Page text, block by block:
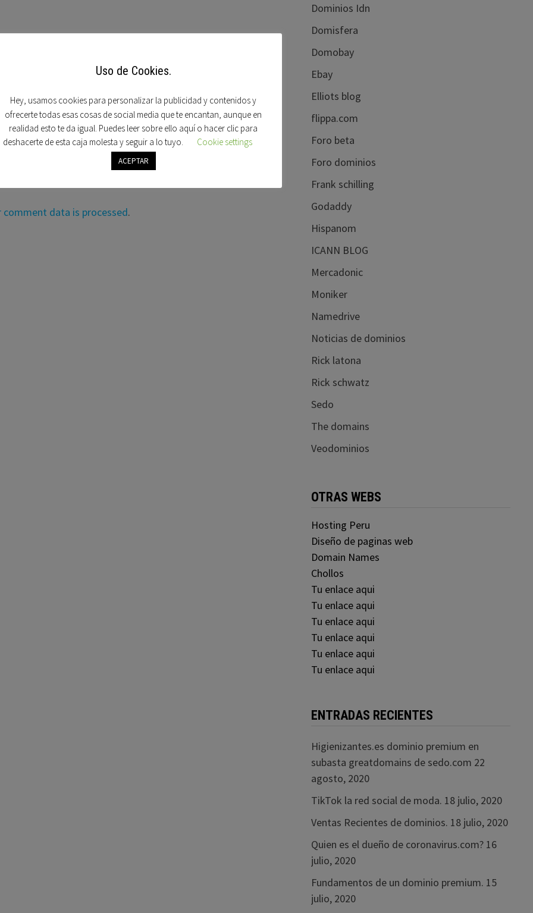
A ESTA ENTRADA.
comment data is processed.
Dominios Idn
Domisfera
Domobay
Ebay
Elliots blog
flippa.com
Foro beta
Foro dominios
Frank schilling
Godaddy
Hispanom
ICANN BLOG
Mercadonic
Moniker
Namedrive
Noticias de dominios
Rick latona
Rick schwatz
Sedo
The domains
Veodominios
OTRAS WEBS
Hosting Peru
Diseño de paginas web
Domain Names
Chollos
Tu enlace aqui
Tu enlace aqui
Tu enlace aqui
Tu enlace aqui
Tu enlace aqui
Tu enlace aqui
ENTRADAS RECIENTES
Higienizantes.es dominio premium en
subasta greatdomains de sedo.com 22
agosto, 2020
TikTok la red social de moda. 18 julio, 2020
Ventas Recientes de dominios. 18 julio, 2020
Quien es el dueño de coronavirus.com? 16
julio, 2020
Fundamentos de un dominio premium. 15
julio, 2020
Uso de Cookies.
Hey, usamos cookies para personalizar la publicidad y contenidos y
ofrecerte todas esas cosas de social media que te encantan, aunque en
realidad esto te da igual. Puedes leer sobre ello aquí o hacer clic para
deshacerte de esta caja molesta y seguir a lo tuyo.
Cookie settings
ACEPTAR